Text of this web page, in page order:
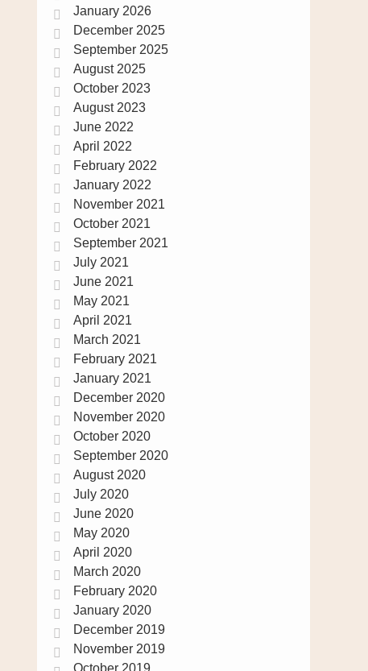
January 2026
December 2025
September 2025
August 2025
October 2023
August 2023
June 2022
April 2022
February 2022
January 2022
November 2021
October 2021
September 2021
July 2021
June 2021
May 2021
April 2021
March 2021
February 2021
January 2021
December 2020
November 2020
October 2020
September 2020
August 2020
July 2020
June 2020
May 2020
April 2020
March 2020
February 2020
January 2020
December 2019
November 2019